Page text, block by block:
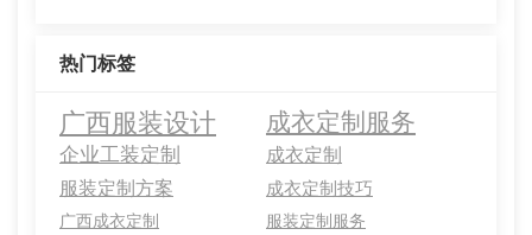
热门标签
广西服装设计 成衣定制服务
企业工装定制 成衣定制
服装定制方案 成衣定制技巧
广西成衣定制
服装定制服务